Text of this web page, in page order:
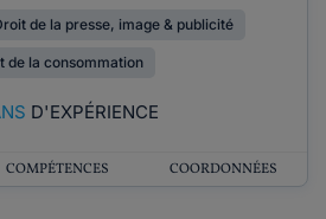
de la presse, image & publicité
de la consommation
D'EXPÉRIENCE
COMPÉTENCES COORDONNÉES